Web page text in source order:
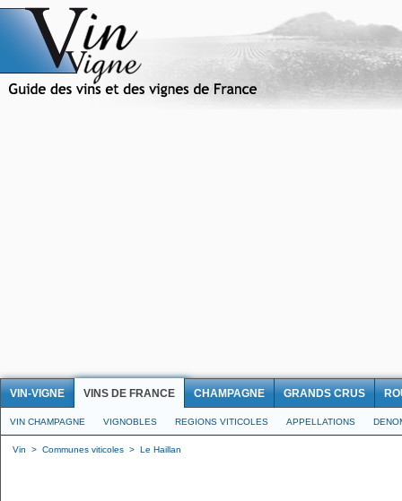
VIN-VIGNE VINS DE FRANCE CHAMPAGNE GRANDS CRUS
VIN CHAMPAGNE VIGNOBLES REGIONS VITICOLES APPELLATIONS
Vin > Communes viticoles > Le Haillan